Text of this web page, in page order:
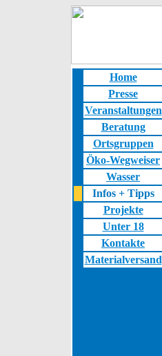
Home
Presse
Veranstaltungen
Beratung
Ortsgruppen
Öko-Wegweiser
Wasser
Infos + Tipps
Projekte
Unter 18
Kontakte
Materialversand